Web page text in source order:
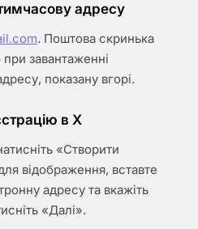
адресу
. Поштова скринька
завантаженні
показану вгорі.
в X
«Створити
відображення, вставте
адресу та вкажіть
«Далі».